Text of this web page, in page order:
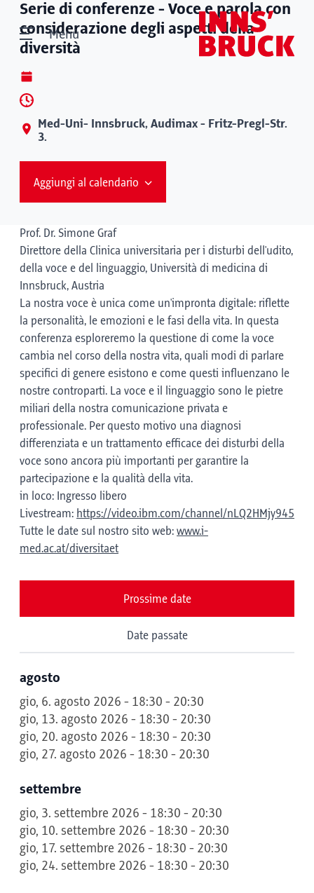
Menù
Serie di conferenze - Voce e parola con
considerazione degli aspetti della
diversità
Med-Uni- Innsbruck, Audimax - Fritz-Pregl-Str.
3.
Aggiungi al calendario
Prof. Dr. Simone Graf
Direttore della Clinica universitaria per i disturbi dell'udito,
della voce e del linguaggio, Università di medicina di
Innsbruck, Austria
La nostra voce è unica come un'impronta digitale: riflette
la personalità, le emozioni e le fasi della vita. In questa
conferenza esploreremo la questione di come la voce
cambia nel corso della nostra vita, quali modi di parlare
specifici di genere esistono e come questi influenzano le
nostre controparti. La voce e il linguaggio sono le pietre
miliari della nostra comunicazione privata e
professionale. Per questo motivo una diagnosi
differenziata e un trattamento efficace dei disturbi della
voce sono ancora più importanti per garantire la
partecipazione e la qualità della vita.
in loco: Ingresso libero
Livestream: https://video.ibm.com/channel/nLQ2HMjy945
Tutte le date sul nostro sito web: www.i-
med.ac.at/diversitaet
Prossime date
Date passate
agosto
gio, 6. agosto 2026 - 18:30 - 20:30
gio, 13. agosto 2026 - 18:30 - 20:30
gio, 20. agosto 2026 - 18:30 - 20:30
gio, 27. agosto 2026 - 18:30 - 20:30
settembre
gio, 3. settembre 2026 - 18:30 - 20:30
gio, 10. settembre 2026 - 18:30 - 20:30
gio, 17. settembre 2026 - 18:30 - 20:30
gio, 24. settembre 2026 - 18:30 - 20:30